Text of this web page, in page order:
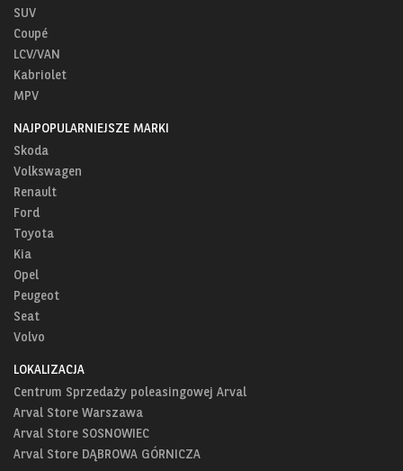
SUV
Coupé
LCV/VAN
Kabriolet
MPV
NAJPOPULARNIEJSZE MARKI
Skoda
Volkswagen
Renault
Ford
Toyota
Kia
Opel
Peugeot
Seat
Volvo
LOKALIZACJA
Centrum Sprzedaży poleasingowej Arval
Arval Store Warszawa
Arval Store SOSNOWIEC
Arval Store DĄBROWA GÓRNICZA